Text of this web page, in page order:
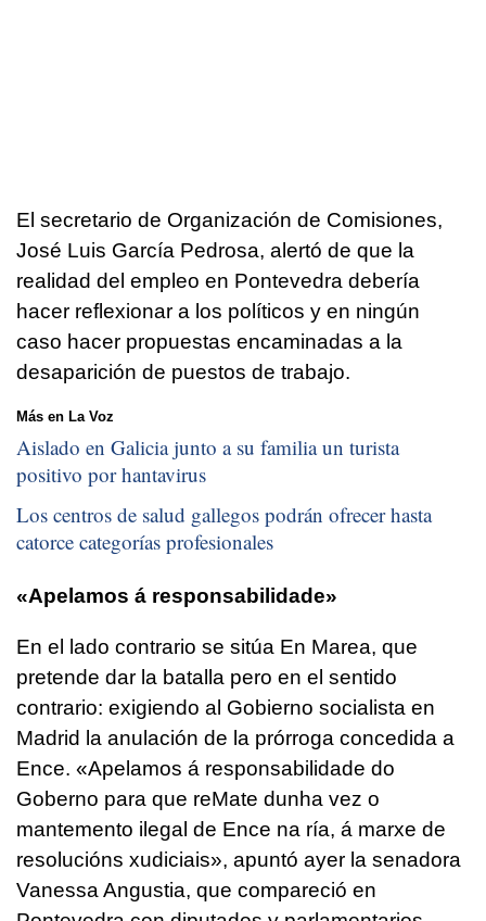
El secretario de Organización de Comisiones,
José Luis García Pedrosa, alertó de que la
realidad del empleo en Pontevedra debería
hacer reflexionar a los políticos y en ningún
caso hacer propuestas encaminadas a la
desaparición de puestos de trabajo.
Más en La Voz
Aislado en Galicia junto a su familia un turista
positivo por hantavirus
Los centros de salud gallegos podrán ofrecer hasta
catorce categorías profesionales
«Apelamos á responsabilidade»
En el lado contrario se sitúa En Marea, que
pretende dar la batalla pero en el sentido
contrario: exigiendo al Gobierno socialista en
Madrid la anulación de la prórroga concedida a
Ence. «Apelamos á responsabilidade do
Goberno para que reMate dunha vez o
mantemento ilegal de Ence na ría, á marxe de
resolucións xudiciais», apuntó ayer la senadora
Vanessa Angustia, que compareció en